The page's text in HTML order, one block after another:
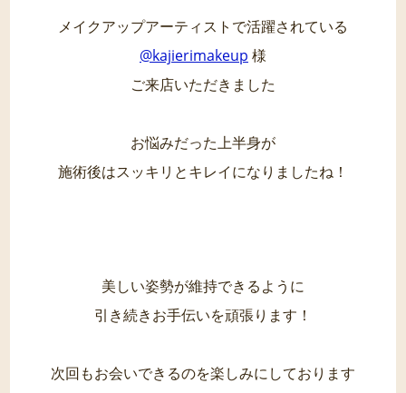
メイクアップアーティストで活躍されている
@kajierimakeup 様
ご来店いただきました
お悩みだった上半身が
施術後はスッキリとキレイになりましたね！
美しい姿勢が維持できるように
引き続きお手伝いを頑張ります！
次回もお会いできるのを楽しみにしております